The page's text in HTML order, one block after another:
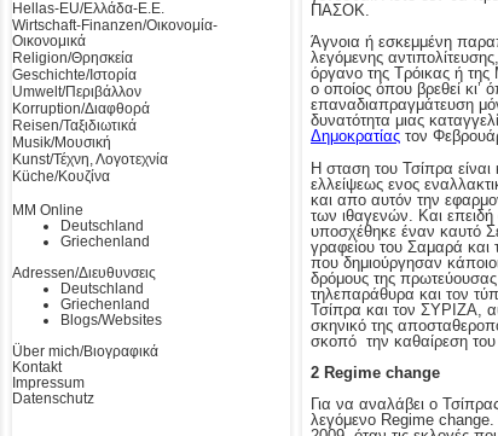
Hellas-EU/Ελλάδα-Ε.Ε.
Wirtschaft-Finanzen/Οικονομία-
Οικονομικά
Religion/Θρησκεία
Geschichte/Ιστορία
Umwelt/Περιβάλλον
Korruption/Διαφθορά
Reisen/Ταξιδιωτικά
Musik/Μουσική
Kunst/Τέχνη, Λογοτεχνία
Küche/Κουζίνα
MM Online
Deutschland
Griechenland
Adressen/Διευθυνσεις
Deutschland
Griechenland
Blogs/Websites
Über mich/Βιογραφικά
Kontakt
Impressum
Datenschutz
ΠΑΣΟΚ.
Άγνοια ή εσκεμμένη
λεγόμενης
όργανο της Τρόικας ή
ο οποίος όπου βρεθεί κι’
επαναδιαπραγμάτευση
δυνατότητα μιας
Δημοκρατίας τον
Η σταση του Τσίπρα
ελλείψεως ενος
και απο αυτόν την
των ιθαγενών. Και
υποσχέθηκε έναν καυτό
γραφείου του Σαμαρά και
που δημιούργησαν
δρόμους της
τηλεπαράθυρα και τον
Τσίπρα και τον ΣΥΡΙΖΑ,
σκηνικό της
σκοπό την καθαίρεση
2 Regime change
Για να αναλάβει ο
λεγόμενο Regime change.